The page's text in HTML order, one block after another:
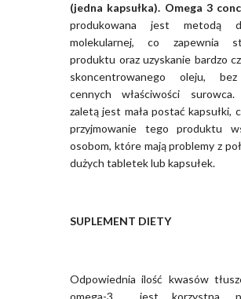
(jedna kapsułka). Omega 3
produkowana jest metodą
molekularnej, co zapewnia
produktu oraz uzyskanie bardzo
skoncentrowanego oleju,
cennych właściwości surowca.
zaletą jest mała postać kapsułki,
przyjmowanie tego produktu
osobom, które mają problemy z
dużych tabletek lub kapsułek.
SUPLEMENT DIETY
Odpowiednia ilość kwasów